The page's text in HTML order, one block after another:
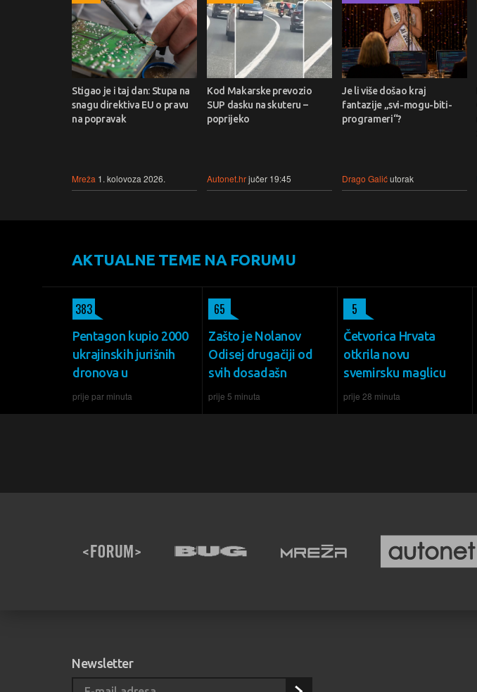
Stigao je i taj dan: Stupa na
snagu direktiva EU o pravu
na popravak
Mreža 1. kolovoza 2026.
Kod Makarske prevozio
SUP dasku na skuteru –
poprijeko
Autonet.hrjučer 19:45
Je li više došao kraj
fantazije „svi-mogu-biti-
programeri“?
Drago Galićutorak
AKTUALNE TEME NA FORUMU
Pentagon kupio 2000
ukrajinskih jurišnih
dronova u
prije par minuta
383
Zašto je Nolanov
Odisej drugačiji od
svih dosadašn
prije 5 minuta
65
Četvorica Hrvata
otkrila novu
svemirsku maglicu
prije 28 minuta
5
Newsletter